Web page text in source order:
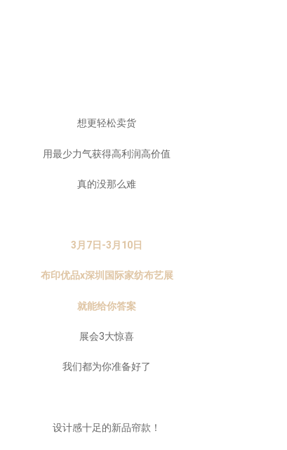
想更轻松卖货
用最少力气获得高利润高价值
真的没那么难
3月7日-3月10日
布印优品x深圳国际家纺布艺展
就能给你答案
展会3大惊喜
我们都为你准备好了
设计感十足的新品帘款！